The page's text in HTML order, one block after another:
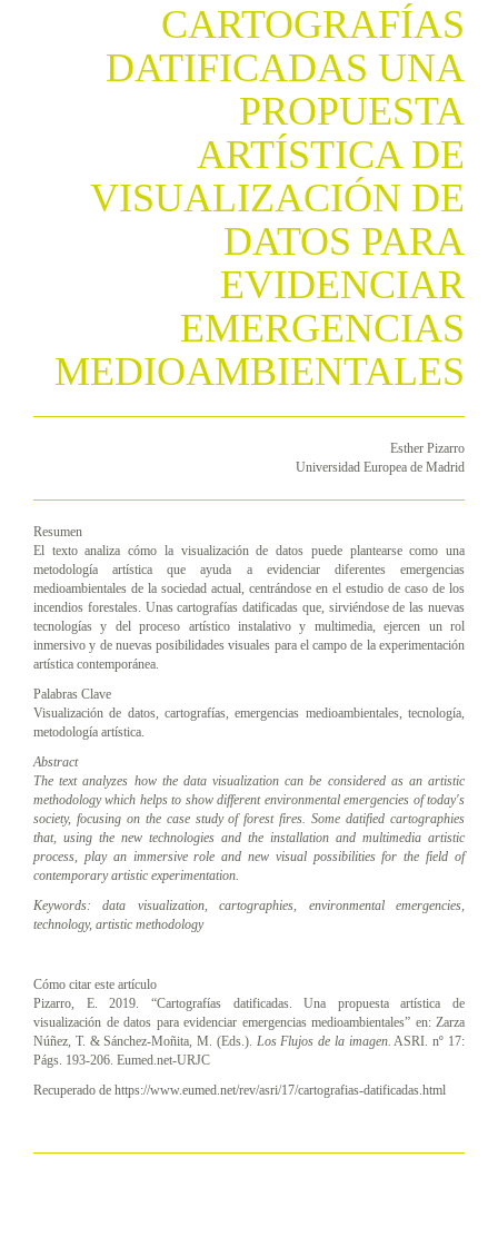
CARTOGRAFÍAS
DATIFICADAS UNA
PROPUESTA
ARTÍSTICA DE
VISUALIZACIÓN DE
DATOS PARA
EVIDENCIAR
EMERGENCIAS
MEDIOAMBIENTALES
Esther Pizarro
Universidad Europea de Madrid
Resumen
El texto analiza cómo la visualización de datos puede plantearse como una
metodología artística que ayuda a evidenciar diferentes emergencias
medioambientales de la sociedad actual, centrándose en el estudio de caso de los
incendios forestales. Unas cartografías datificadas que, sirviéndose de las nuevas
tecnologías y del proceso artístico instalativo y multimedia, ejercen un rol
inmersivo y de nuevas posibilidades visuales para el campo de la experimentación
artística contemporánea.
Palabras Clave
Visualización de datos, cartografías, emergencias medioambientales, tecnología,
metodología artística.
Abstract
The text analyzes how the data visualization can be considered as an artistic
methodology which helps to show different environmental emergencies of today's
society, focusing on the case study of forest fires. Some datified cartographies
that, using the new technologies and the installation and multimedia artistic
process, play an immersive role and new visual possibilities for the field of
contemporary artistic experimentation.
Keywords:
data visualization, cartographies, environmental emergencies,
technology, artistic methodology
Cómo citar este artículo
Pizarro, E. 2019. “Cartografías datificadas. Una propuesta artística de
visualización de datos para evidenciar emergencias medioambientales” en: Zarza
Núñez, T. & Sánchez-Moñita, M. (Eds.). Los Flujos de la imagen. ASRI. nº 17:
Págs. 193-206. Eumed.net-URJC
Recuperado de https://www.eumed.net/rev/asri/17/cartografias-datificadas.html